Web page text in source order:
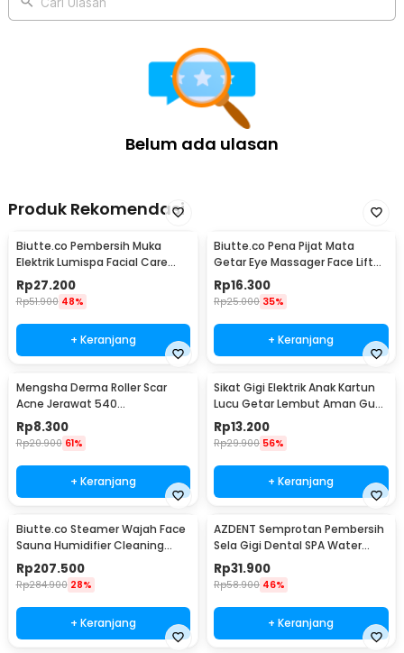
Belum ada ulasan
Produk Rekomendasi
Biutte.co Pembersih Muka
Elektrik Lumispa Facial Care
5in1 - JBM-8782
Rp27.200
Rp51.900 48%
+ Keranjang
Biutte.co Pena Pijat Mata
Getar Eye Massager Face Lift
Portable 0.5W - Mini 208
Rp16.300
Rp25.000 35%
+ Keranjang
Mengsha Derma Roller Scar
Acne Jerawat 540
Microneedles 1.0mm - DRS100
Rp8.300
Rp20.900 61%
+ Keranjang
Sikat Gigi Elektrik Anak Kartun
Lucu Getar Lembut Aman Gusi
Baterai AA - H417
Rp13.200
Rp29.900 56%
+ Keranjang
Biutte.co Steamer Wajah Face
Sauna Humidifier Cleaning
Pore Nano Spray - K33C
Rp207.500
Rp284.900 28%
+ Keranjang
AZDENT Semprotan Pembersih
Sela Gigi Dental SPA Water
Floss - SP-001
Rp31.900
Rp58.900 46%
+ Keranjang